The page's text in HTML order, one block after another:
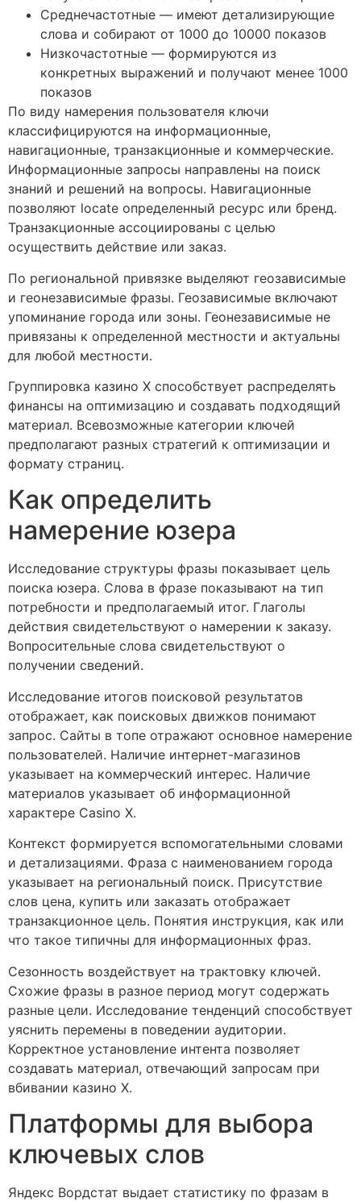
Среднечастотные — имеют детализирующие
слова и собирают от 1000 до 10000 показов
Низкочастотные — формируются из
конкретных выражений и получают менее 1000
показов
По виду намерения пользователя ключи
классифицируются на информационные,
навигационные, транзакционные и коммерческие.
Информационные запросы направлены на поиск
знаний и решений на вопросы. Навигационные
позволяют locate определенный ресурс или бренд.
Транзакционные ассоциированы с целью
осуществить действие или заказ.
По региональной привязке выделяют геозависимые
и геонезависимые фразы. Геозависимые включают
упоминание города или зоны. Геонезависимые не
привязаны к определенной местности и актуальны
для любой местности.
Группировка казино Х способствует распределять
финансы на оптимизацию и создавать подходящий
материал. Всевозможные категории ключей
предполагают разных стратегий к оптимизации и
формату страниц.
Как определить
намерение юзера
Исследование структуры фразы показывает цель
поиска юзера. Слова в фразе показывают на тип
потребности и предполагаемый итог. Глаголы
действия свидетельствуют о намерении к заказу.
Вопросительные слова свидетельствуют о
получении сведений.
Исследование итогов поисковой результатов
отображает, как поисковых движков понимают
запрос. Сайты в топе отражают основное намерение
пользователей. Наличие интернет-магазинов
указывает на коммерческий интерес. Наличие
материалов указывает об информационной
характере Casino X.
Контекст формируется вспомогательными словами
и детализациями. Фраза с наименованием города
указывает на региональный поиск. Присутствие
слов цена, купить или заказать отображает
транзакционное цель. Понятия инструкция, как или
что такое типичны для информационных фраз.
Сезонность воздействует на трактовку ключей.
Схожие фразы в разное период могут содержать
разные цели. Исследование тенденций способствует
уяснить перемены в поведении аудитории.
Корректное установление интента позволяет
создавать материал, отвечающий запросам при
вбивании казино Х.
Платформы для выбора
ключевых слов
Яндекс Вордстат выдает статистику по фразам в